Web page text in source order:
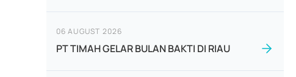
06 AUGUST 2026
PT TIMAH GELAR BULAN BAKTI DI RIAU